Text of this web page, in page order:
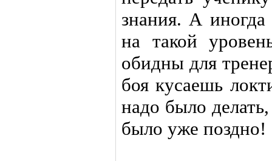
знания. А
на такой
обидны для
боя кусаешь
надо было
было уже поздно!